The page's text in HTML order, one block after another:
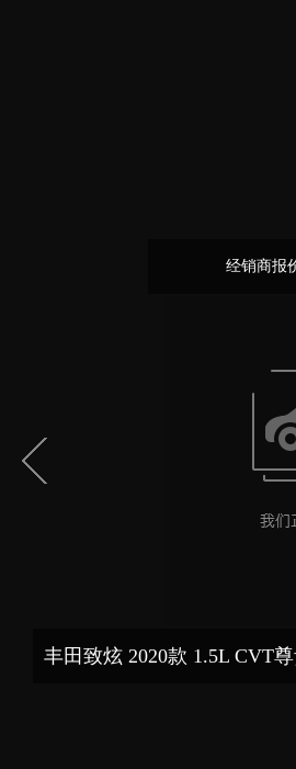
经销商报
丰田致炫 2020款 1.5L CVT